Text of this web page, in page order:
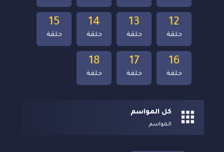
18
حلقة
17
حلقة
16
حلقة
15
حلقة
14
حلقة
13
حلقة
12
حلقة
كل المواسم
المواسم